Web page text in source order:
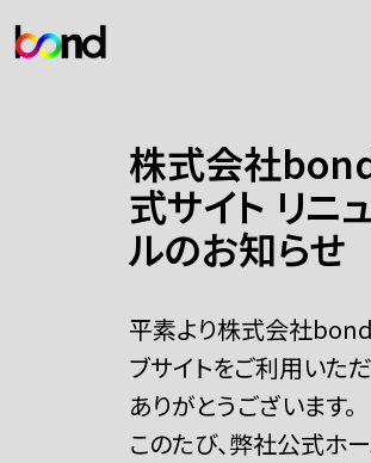
株式会社
式サイト リニ
ルのお知らせ
平素より株式会社
ブサイトをご利用いた
ありがとうございます。
このたび、弊社公式ホ